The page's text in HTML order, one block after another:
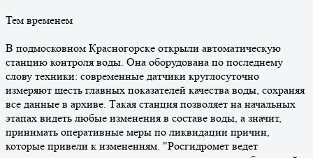
Тем временем
В подмосковном Красногорске открыли автоматическую
станцию контроля воды. Она оборудована по последнему
слову техники: современные датчики круглосуточно
измеряют шесть главных показателей качества воды, сохраняя
все данные в архиве. Такая станция позволяет на начальных
этапах видеть любые изменения в составе воды, а значит,
принимать оперативные меры по ликвидации причин,
которые привели к изменениям. "Росгидромет ведет